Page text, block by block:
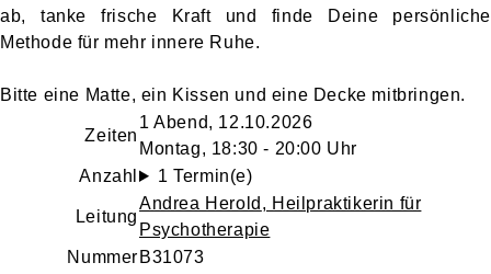
ab, tanke frische Kraft und finde Deine persönliche
Methode für mehr innere Ruhe.
Bitte eine Matte, ein Kissen und eine Decke mitbringen.
Zeiten
1 Abend, 12.10.2026
Montag, 18:30 - 20:00 Uhr
Anzahl
1 Termin(e)
Leitung
Andrea Herold , Heilpraktikerin für
Psychotherapie
Nummer B31073